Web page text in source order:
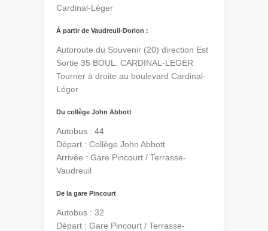
Cardinal-Léger
À partir de Vaudreuil-Dorion :
Autoroute du Souvenir (20) direction Est
Sortie 35 BOUL. CARDINAL-LEGER
Tourner à droite au boulevard Cardinal-
Léger
Du collège John Abbott
Autobus : 44
Départ : Collège John Abbott
Arrivée : Gare Pincourt / Terrasse-
Vaudreuil
De la gare Pincourt
Autobus : 32
Départ : Gare Pincourt / Terrasse-